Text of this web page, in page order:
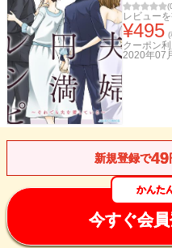
(
レビューを
¥495 (
クーポン
2020年07
新規登録で49
かんた
今すぐ会